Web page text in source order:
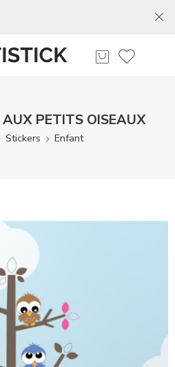
AUX PETITS OISEAUX
Stickers Enfant